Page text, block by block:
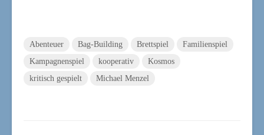
Abenteuer Bag-Building Brettspiel
Familienspiel
Kampagnenspiel
kooperativ
Kosmos
kritisch gespielt
Michael Menzel